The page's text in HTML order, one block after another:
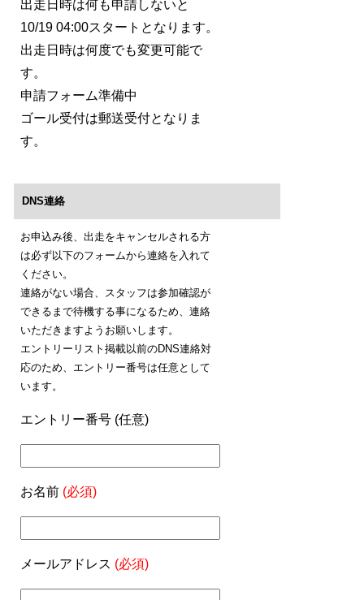
出走日時は何も申請しないと
10/19 04:00スタートとなります。
出走日時は何度でも変更可能で
す。
申請フォーム準備中
ゴール受付は郵送受付となりま
す。
DNS連絡
お申込み後、出走をキャンセルされる方
は必ず以下のフォームから連絡を入れて
ください。
連絡がない場合、スタッフは参加確認が
できるまで待機する事になるため、連絡
いただきますようお願いします。
エントリーリスト掲載以前のDNS連絡対
応のため、エントリー番号は任意として
います。
エントリー番号 (任意)
お名前 (必須)
メールアドレス (必須)